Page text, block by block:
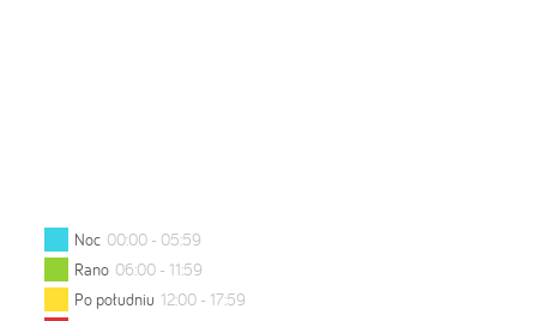
Noc 00:00 - 05:59
Rano 06:00 - 11:59
Po południu 12:00 - 17:59